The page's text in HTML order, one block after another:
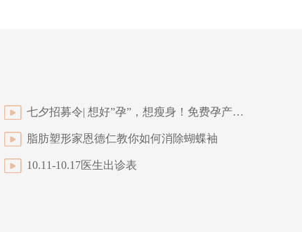
七夕招募令| 想好”孕”，想瘦身！免费孕产瑜伽课，为您量身打造
脂肪塑形家恩德仁教你如何消除蝴蝶袖
10.11-10.17医生出诊表